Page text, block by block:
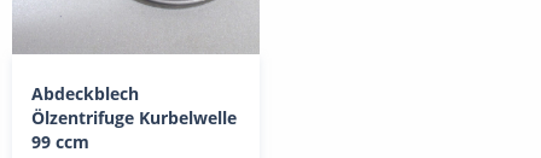
Abdeckblech
Ölzentrifuge Kurbelwelle
99 ccm